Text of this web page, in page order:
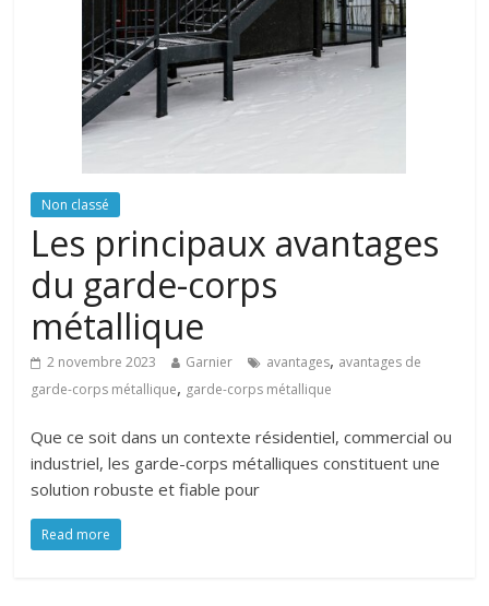
Non classé
Les principaux avantages
du garde-corps
métallique
2 novembre 2023 Garnier avantages, avantages de
garde-corps métallique, garde-corps métallique
Que ce soit dans un contexte résidentiel, commercial ou
industriel, les garde-corps métalliques constituent une
solution robuste et fiable pour
Read more